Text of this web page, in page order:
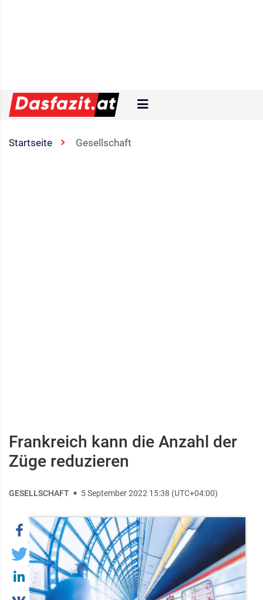
Startseite Gesellschaft
Frankreich kann die Anzahl der
Züge reduzieren
GESELLSCHAFT 5 September 2022 15:38 (UTC+04:00)